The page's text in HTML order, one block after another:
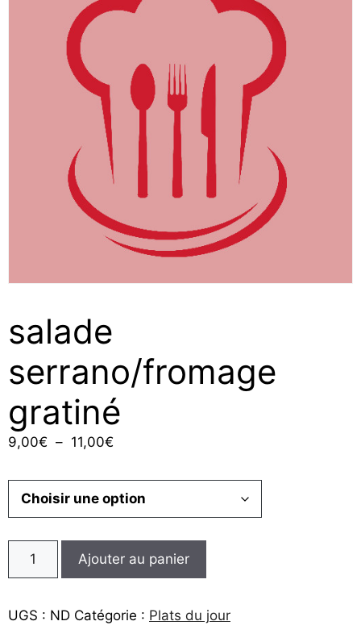
salade
serrano/fromage
gratiné
9,00€ – 11,00€
prix :
9,00€
à
11,00€
Ajouter au panier
UGS : ND Catégorie : Plats du jour